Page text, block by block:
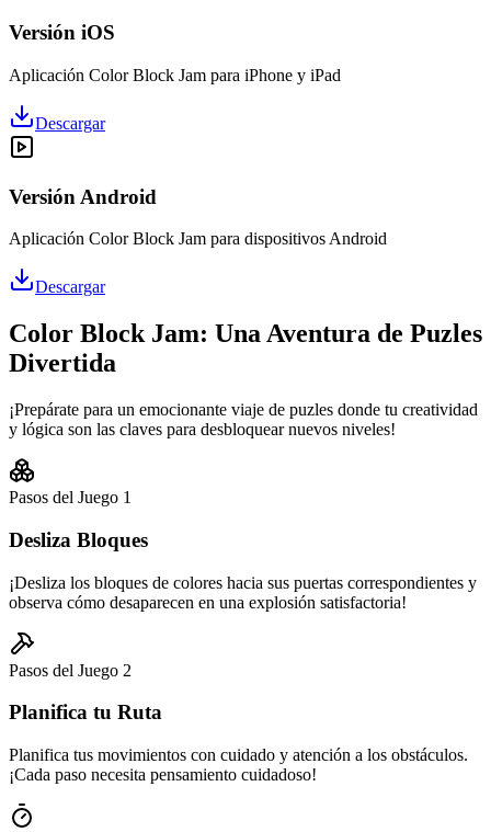
Versión iOS
Aplicación Color Block Jam para iPhone y iPad
Descargar
Versión Android
Aplicación Color Block Jam para dispositivos Android
Descargar
Color Block Jam: Una Aventura de Puzles
Divertida
¡Prepárate para un emocionante viaje de puzles donde tu creatividad
y lógica son las claves para desbloquear nuevos niveles!
Pasos del Juego 1
Desliza Bloques
¡Desliza los bloques de colores hacia sus puertas correspondientes y
observa cómo desaparecen en una explosión satisfactoria!
Pasos del Juego 2
Planifica tu Ruta
Planifica tus movimientos con cuidado y atención a los obstáculos.
¡Cada paso necesita pensamiento cuidadoso!